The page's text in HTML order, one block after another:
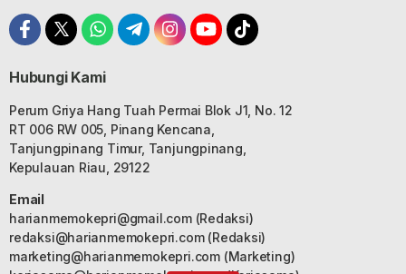
Hubungi Kami
Perum Griya Hang Tuah Permai Blok J1, No. 12
RT 006 RW 005, Pinang Kencana,
Tanjungpinang Timur, Tanjungpinang,
Kepulauan Riau, 29122
Email
harianmemokepri@gmail.com(Redaksi)
redaksi@harianmemokepri.com(Redaksi)
marketing@harianmemokepri.com(Marketing)